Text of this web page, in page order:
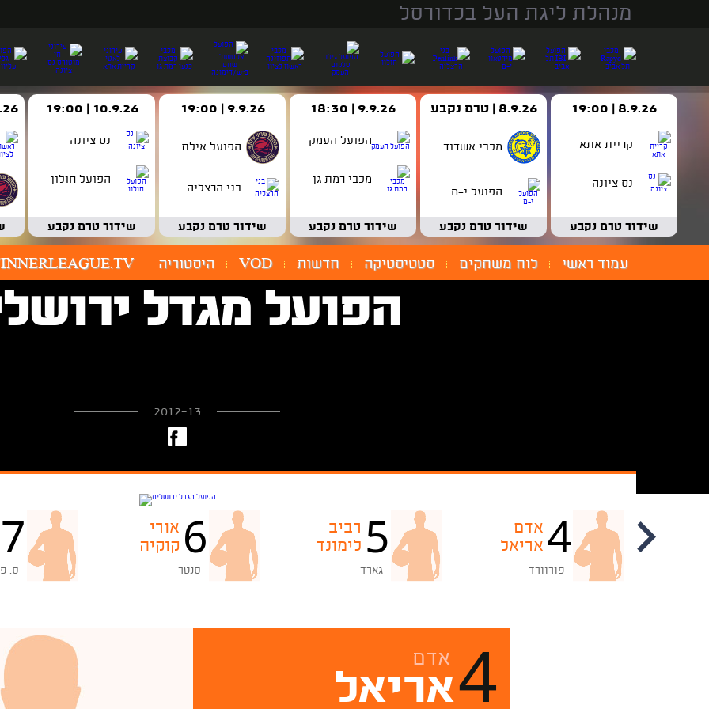
מנהלת ליגת העל בכדורסל
8.9.26 | 19:00
קריית אתא
נס ציונה
שידור טרם נקבע
8.9.26 | טרם נקבע
מכבי אשדוד
הפועל י-ם
שידור טרם נקבע
9.9.26 | 18:30
הפועל העמק
מכבי רמת גן
שידור טרם נקבע
9.9.26 | 19:00
הפועל אילת
בני הרצליה
שידור טרם נקבע
10.9.26 | 19:00
נס ציונה
הפועל חולון
שידור טרם נקבע
עמוד ראשי לוח משחקים סטטיסטיקה חדשות VOD היסטוריה
הפועל מגדל
2012-13
כהן סבן
4 אדם
אריאל
פורוורד
5 רביב
לימונד
גארד
6 אורי
קוקיה
סנטר
7
ס.
4 אדם
אריאל